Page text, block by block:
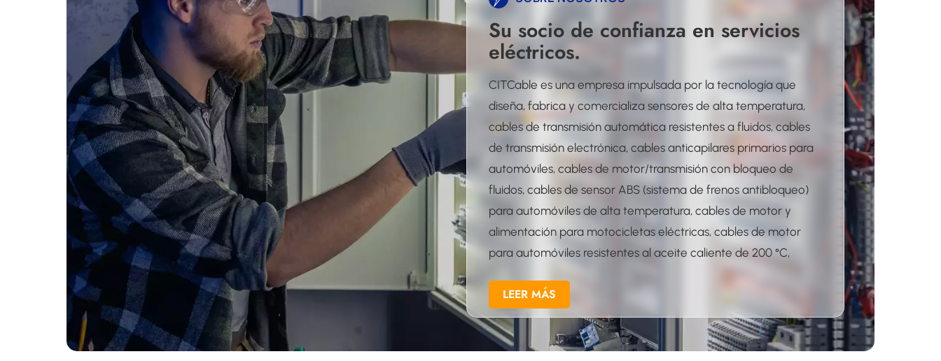
Su socio de confianza en servicios
eléctricos.
CITCable es una empresa impulsada por la tecnología que
diseña, fabrica y comercializa sensores de alta temperatura,
cables de transmisión automática resistentes a fluidos, cables
de transmisión electrónica, cables anticapilares primarios para
automóviles, cables de motor/transmisión con bloqueo de
fluidos, cables de sensor ABS (sistema de frenos antibloqueo)
para automóviles de alta temperatura, cables de motor y
alimentación para motocicletas eléctricas, cables de motor
para automóviles resistentes al aceite caliente de 200 °C,
sistemas de radar militares y civiles, sistemas de seguridad,
sistemas automáticos para la industria aeroespacial y de
semiconductores, cables coaxiales médicos ultrafinos y
LEER MÁS